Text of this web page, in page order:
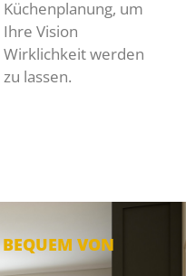
Küchenplanung, um
Ihre Vision
Wirklichkeit werden
zu lassen.
VON